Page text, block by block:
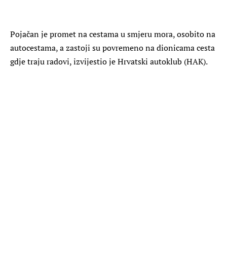
Pojačan je promet na cestama u smjeru mora, osobito na
autocestama, a zastoji su povremeno na dionicama cesta
gdje traju radovi, izvijestio je Hrvatski autoklub (HAK).